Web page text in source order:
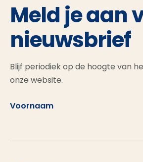
Meld je aan
nieuwsbrief
Blijf periodiek op de hoogte van
onze website.
Voornaam